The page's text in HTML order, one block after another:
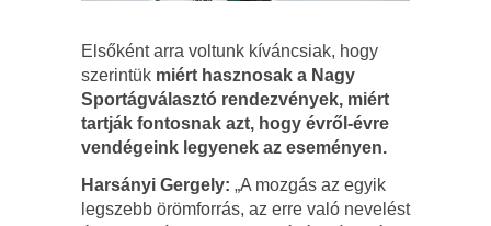
Elsőként arra voltunk kíváncsiak, hogy
szerintük miért hasznosak a Nagy
Sportágválasztó rendezvények, miért
tartják fontosnak azt, hogy évről-évre
vendégeink legyenek az eseményen.
Harsányi Gergely: „A mozgás az egyik
legszebb örömforrás, az erre való nevelést